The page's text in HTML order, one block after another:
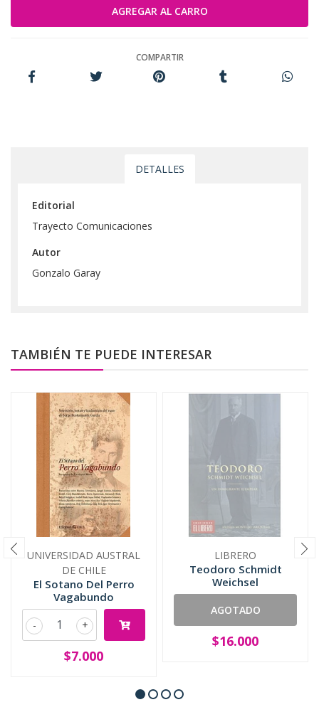
COMPARTIR
DETALLES
Editorial
Trayecto Comunicaciones
Autor
Gonzalo Garay
TAMBIÉN TE PUEDE INTERESAR
UNIVERSIDAD AUSTRAL
DE CHILE
El Sotano Del Perro
Vagabundo
+
-
$7.000
LIBRERO
Teodoro Schmidt
Weichsel
AGOTADO
$16.000